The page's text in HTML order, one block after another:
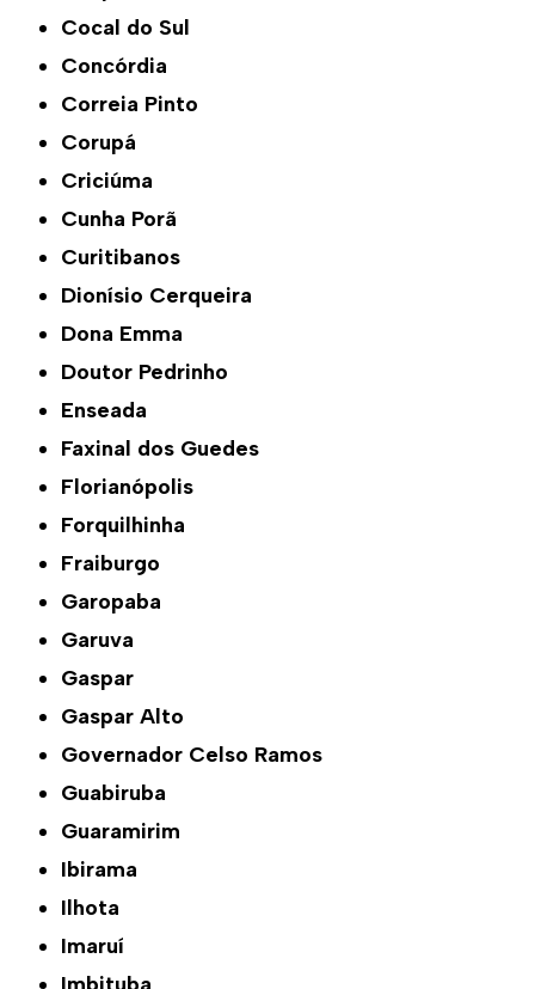
Cocal do Sul
Concórdia
Correia Pinto
Corupá
Criciúma
Cunha Porã
Curitibanos
Dionísio Cerqueira
Dona Emma
Doutor Pedrinho
Enseada
Faxinal dos Guedes
Florianópolis
Forquilhinha
Fraiburgo
Garopaba
Garuva
Gaspar
Gaspar Alto
Governador Celso Ramos
Guabiruba
Guaramirim
Ibirama
Ilhota
Imaruí